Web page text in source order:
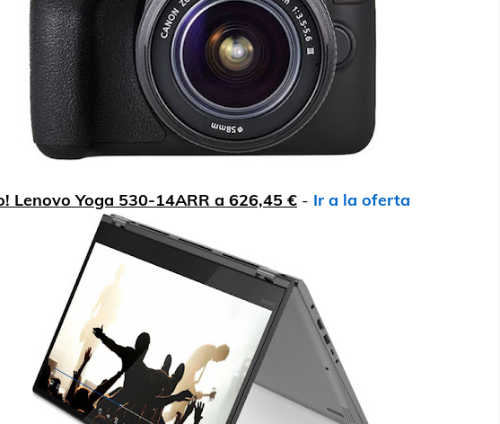
Lenovo Yoga 530-14ARR a 626,45 € - Ir a la oferta